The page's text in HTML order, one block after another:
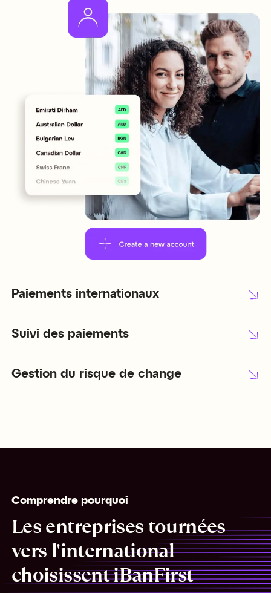
Paiements internationaux
Suivi des paiements
Gestion du risque de change
Comprendre pourquoi
Les entreprises tournées
vers l'international
choisissent iBanFirst